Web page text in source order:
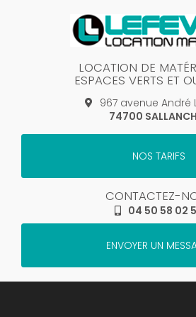
LOCATION DE
ESPACES VERTS ET
967 avenue André
74700
NOS TARIFS
CONTACTEZ-
04 50 58 02
ENVOYER UN